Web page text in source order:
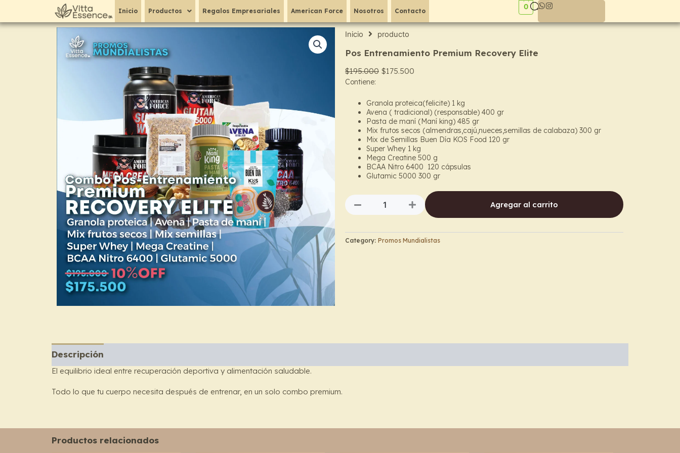
Inicio Productos Regalos Empresariales American Force Nosotros Contacto
0
Inicio producto
Pos Entrenamiento Premium Recovery Elite
$195.000 Original
$195.000.
$175.500
$175.500.
Contiene:
Granola proteica(felicite) 1 kg
Avena ( tradicional) (responsable) 400 gr
Pasta de maní (Maní king) 485 gr
Mix frutos secos (almendras,cajú,nueces,semillas de calabaza) 300 gr
Mix de Semillas Buen Día KOS Food 120 gr
Super Whey 1 kg
Mega Creatine 500 g
BCAA Nitro 6400 120 cápsulas
Glutamic 5000 300 gr
Pos
Entrenamiento
Premium
cantidad
Agregar al carrito
Category: Promos Mundialistas
Descripción
El equilibrio ideal entre recuperación deportiva y alimentación saludable.
Todo lo que tu cuerpo necesita después de entrenar, en un solo combo premium.
Productos relacionados